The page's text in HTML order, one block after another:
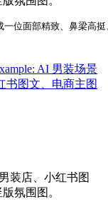
位面部精致、鼻梁高
装店、小红书图
氛围图。